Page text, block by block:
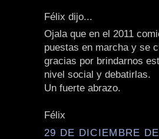
Félix dijo...
Ojala que en el 2011
puestas en marcha y se
gracias por brindarnos
nivel social y debatirlas.
Un fuerte abrazo.
Félix
29 DE DICIEMBRE